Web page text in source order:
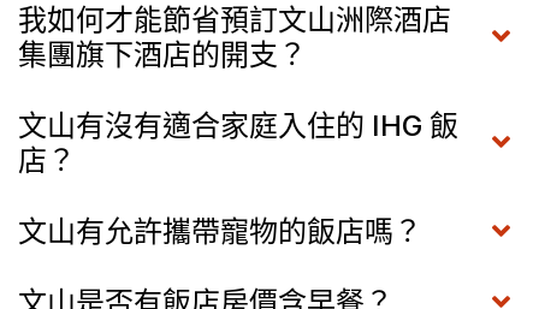
我如何才能節省預訂文山洲際酒店
集團旗下酒店的開支？
文山有沒有適合家庭入住的 IHG 飯
店？
文山有允許攜帶寵物的飯店嗎？
文山是否有飯店房價含早餐？